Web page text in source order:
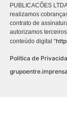
PUBLICACÕES
realizamos
contrato de
autorizamos
conteúdo digital “
Política de